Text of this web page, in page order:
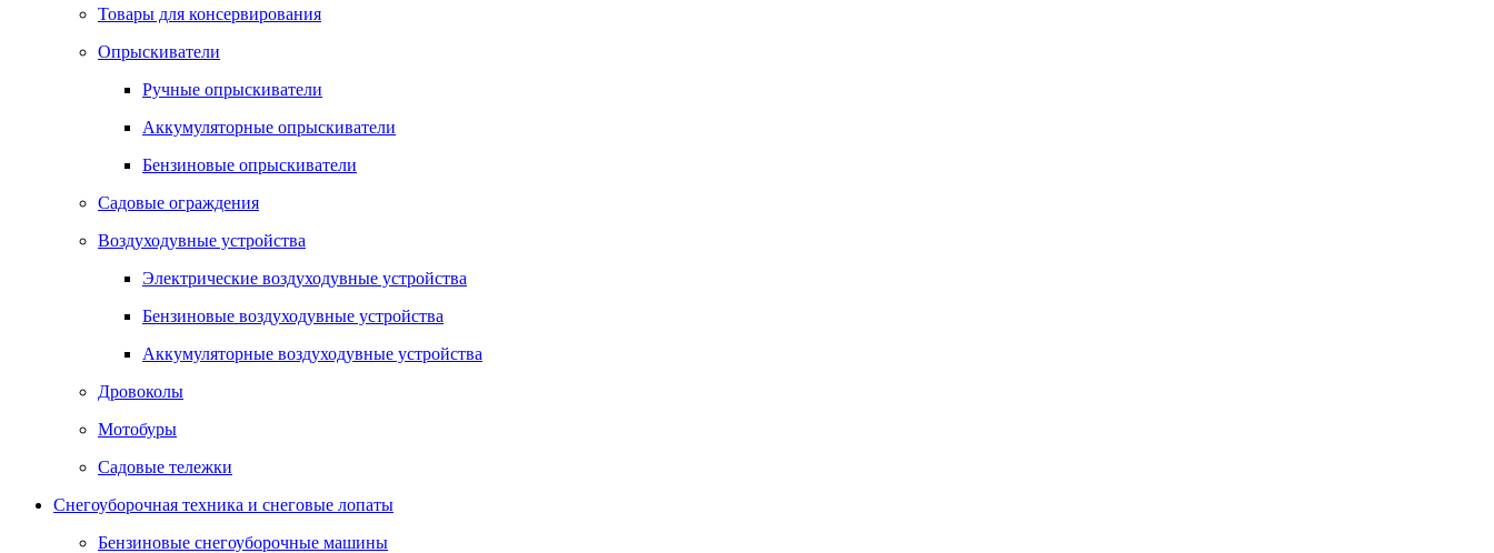
Товары для консервирования
Опрыскиватели
Ручные опрыскиватели
Аккумуляторные опрыскиватели
Бензиновые опрыскиватели
Садовые ограждения
Воздуходувные устройства
Электрические воздуходувные устройства
Бензиновые воздуходувные устройства
Аккумуляторные воздуходувные устройства
Дровоколы
Мотобуры
Садовые тележки
Снегоуборочная техника и снеговые лопаты
Бензиновые снегоуборочные машины